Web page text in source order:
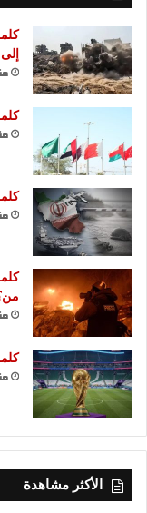
كلمة العدد
كلمة العدد
منذ
كلمة العدد
منذ
الأكثر مشاهدة